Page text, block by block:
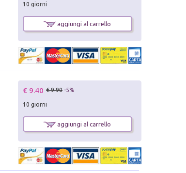
10 giorni
aggiungi al carrello
€ 9.40 € 9.90 -5%
10 giorni
aggiungi al carrello